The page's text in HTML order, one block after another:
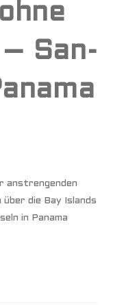
– San-
anstrengenden
die Bay Islands
in Panama